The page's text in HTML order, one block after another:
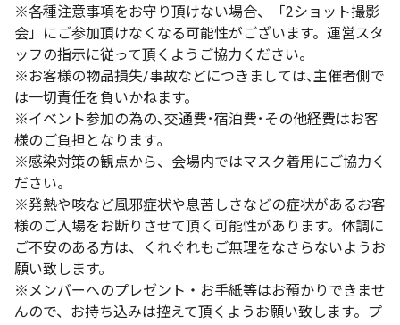
※各種注意事項をお守り頂けない場合、「2ショット撮影
会」にご参加頂けなくなる可能性がございます。運営スタ
ッフの指示に従って頂くようご協力ください。
※お客様の物品損失/事故などにつきましては､主催者側で
は一切責任を負いかねます。
※イベント参加の為の､交通費･宿泊費･その他経費はお客
様のご負担となります｡
※感染対策の観点から、会場内ではマスク着用にご協力く
ださい。
※発熱や咳など風邪症状や息苦しさなどの症状があるお客
様のご入場をお断りさせて頂く可能性があります。体調に
ご不安のある方は、くれぐれもご無理をなさらないようお
願い致します。
※メンバーへのプレゼント・お手紙等はお預かりできませ
んので、お持ち込みは控えて頂くようお願い致します。プ